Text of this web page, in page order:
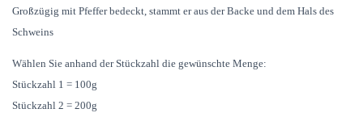
Großzügig mit Pfeffer bedeckt, stammt er aus der Backe und dem Hals des
Schweins
Wählen Sie anhand der Stückzahl die gewünschte Menge:
Stückzahl 1 = 100g
Stückzahl 2 = 200g